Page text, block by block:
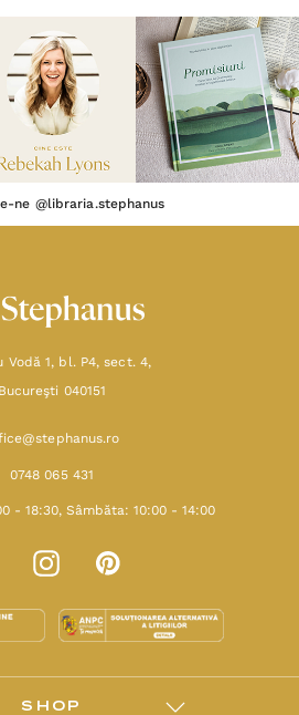
ne @libraria.stephanus
Vodă 1, bl. P4, sect. 4,
Bucureşti 040151
0748 065 431
- 18:30, Sâmbăta: 10:00 - 14:00
SHOP